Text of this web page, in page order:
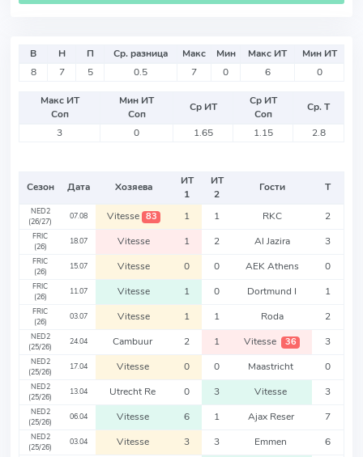
В Н П Ср. разница Макс Мин Макс ИТ
Мин ИТ
8
7 5 0.5 7 0 6 0
Макс ИТ
Соп
Мин ИТ
Соп
Ср ИТ
Ср ИТ
Соп
Ср. Т
3
0 1.65 1.15 2.8
Сезон Дата Хозяева
ИТ
1
ИТ
2
Гости Т
NED2
(26/27)
07.08 Vitesse 83 1 1 RKC 2
FRIC
(26)
18.07 Vitesse 1 2 Al Jazira 3
FRIC
(26)
15.07 Vitesse 0 0 AEK Athens 0
FRIC
(26)
11.07 Vitesse 1 0 Dortmund I 1
FRIC
(26)
03.07 Vitesse 1 1 Roda 2
NED2
(25/26)
24.04 Cambuur 2 1 Vitesse 36 3
NED2
(25/26)
17.04 Vitesse 0 0 Maastricht 0
NED2
(25/26)
13.04 Utrecht Re 0 3 Vitesse 3
NED2
(25/26)
06.04 Vitesse 6 1 Ajax Reser 7
NED2
(25/26)
03.04 Vitesse 3 3 Emmen 6